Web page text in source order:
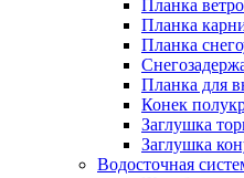
Планка
Планка
Планка
Планка для
Конек
Заглушка
Заглушка
Водосточная